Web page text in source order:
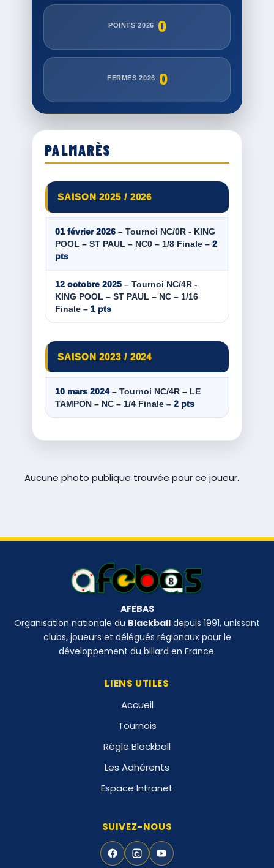
POINTS 2026 0
FERMES 2026 0
PALMARÈS
SAISON 2025 / 2026
01 février 2026 – Tournoi NC/0R - KING
POOL – ST PAUL – NC0 – 1/8 Finale – 2
pts
12 octobre 2025 – Tournoi NC/4R -
KING POOL – ST PAUL – NC – 1/16
Finale – 1 pts
SAISON 2023 / 2024
10 mars 2024– Tournoi NC/4R – LE
TAMPON – NC – 1/4 Finale – 2 pts
Aucune photo publique trouvée pour ce joueur.
AFEBAS
Organisation nationale du Blackball depuis 1991, unissant
clubs, joueurs et délégués régionaux pour le
développement du billard en France.
LIENS UTILES
Accueil
Tournois
Règle Blackball
Les Adhérents
Espace Intranet
SUIVEZ-NOUS